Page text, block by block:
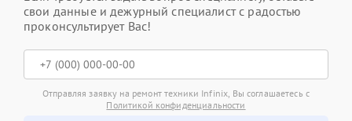
свои данные и дежурный специалист с радостью
проконсультирует Вас!
Отправляя заявку на ремонт техники Infinix, Вы соглашаетесь с
Политикой конфиденциальности